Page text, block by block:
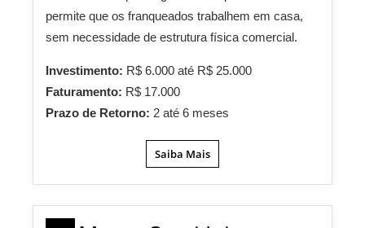
permite que os franqueados trabalhem em casa,
sem necessidade de estrutura física comercial.
Investimento: R$ 6.000 até R$ 25.000
Faturamento: R$ 17.000
Prazo de Retorno: 2 até 6 meses
Saiba Mais